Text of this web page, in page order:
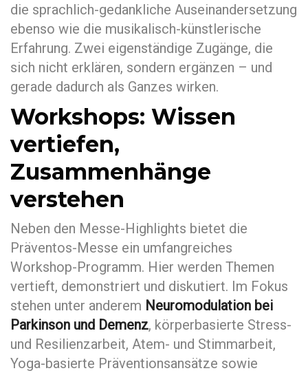
die sprachlich-gedankliche Auseinandersetzung
ebenso wie die musikalisch-künstlerische
Erfahrung. Zwei eigenständige Zugänge, die
sich nicht erklären, sondern ergänzen – und
gerade dadurch als Ganzes wirken.
Workshops: Wissen
vertiefen,
Zusammenhänge
verstehen
Neben den Messe-Highlights bietet die
Präventos-Messe ein umfangreiches
Workshop-Programm. Hier werden Themen
vertieft, demonstriert und diskutiert. Im Fokus
stehen unter anderem Neuromodulation bei
Parkinson und Demenz, körperbasierte Stress-
und Resilienzarbeit, Atem- und Stimmarbeit,
Yoga-basierte Präventionsansätze sowie